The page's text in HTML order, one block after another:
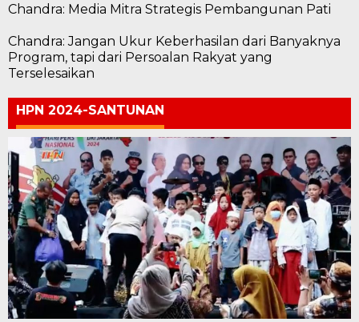
Chandra: Media Mitra Strategis Pembangunan Pati
Chandra: Jangan Ukur Keberhasilan dari Banyaknya
Program, tapi dari Persoalan Rakyat yang
Terselesaikan
HPN 2024-SANTUNAN